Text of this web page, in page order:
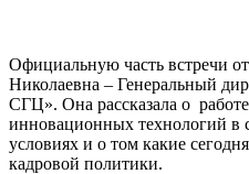
Официальную часть встречи
Николаевна – Генеральный
СГЦ». Она рассказала о
инновационных технологий
условиях и о том какие
кадровой политики.